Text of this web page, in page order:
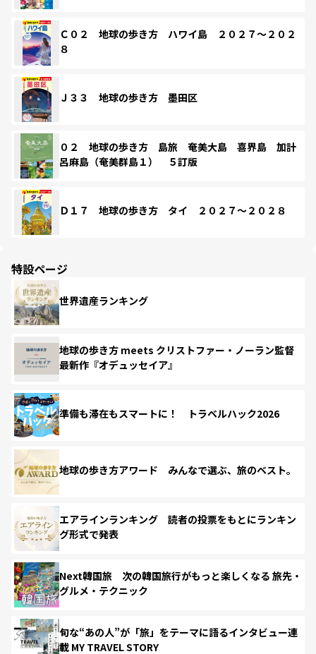
Ｃ０２ 地球の歩き方 ハワイ島 ２０２７～２０２
８
Ｊ３３ 地球の歩き方 墨田区
０２ 地球の歩き方 島旅 奄美大島 喜界島 加計
呂麻島（奄美群島１） ５訂版
Ｄ１７ 地球の歩き方 タイ ２０２７～２０２８
特設ページ
世界遺産ランキング
地球の歩き方 meets クリストファー・ノーラン監督
最新作『オデュッセイア』
準備も滞在もスマートに！ トラベルハック2026
地球の歩き方アワード みんなで選ぶ、旅のベスト。
エアラインランキング 読者の投票をもとにランキン
グ形式で発表
Next韓国旅 次の韓国旅行がもっと楽しくなる 旅先・
グルメ・テクニック
旬な“あの人”が「旅」をテーマに語るインタビュー連
載 MY TRAVEL STORY